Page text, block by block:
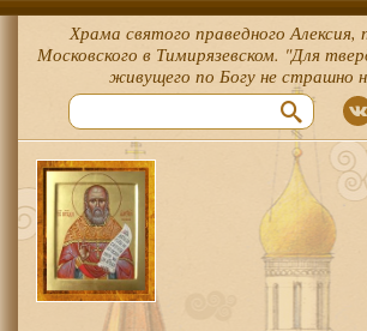
Храма святого праведного Алексия,
Московского в Тимирязевском. "Для
живущего по Богу не страшно